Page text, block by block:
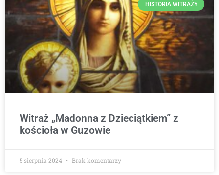
HISTORIA WITRAŻY
Witraż „Madonna z Dzieciątkiem” z
kościoła w Guzowie
5 sierpnia 2024 Brak komentarzy